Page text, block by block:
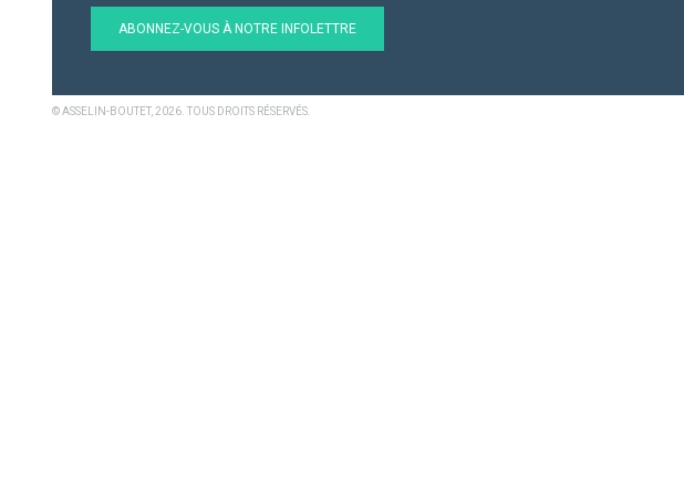
ABONNEZ-VOUS À NOTRE INFOLETTRE
© ASSELIN-BOUTET, 2026. TOUS DROITS RÉSERVÉS.